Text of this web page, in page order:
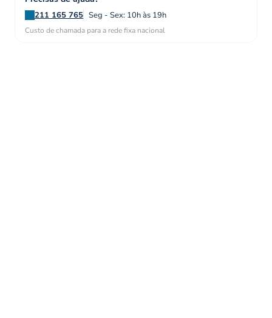
211 165 765 Seg - Sex: 10h às 19h
Custo de chamada para a rede fixa nacional